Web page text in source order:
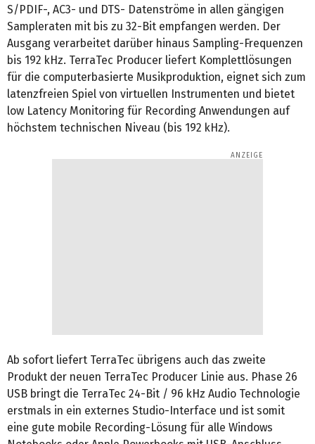
S/PDIF-, AC3- und DTS- Datenströme in allen gängigen
Sampleraten mit bis zu 32-Bit empfangen werden. Der
Ausgang verarbeitet darüber hinaus Sampling-Frequenzen
bis 192 kHz. TerraTec Producer liefert Komplettlösungen
für die computerbasierte Musikproduktion, eignet sich zum
latenzfreien Spiel von virtuellen Instrumenten und bietet
low Latency Monitoring für Recording Anwendungen auf
höchstem technischen Niveau (bis 192 kHz).
Ab sofort liefert TerraTec übrigens auch das zweite
Produkt der neuen TerraTec Producer Linie aus. Phase 26
USB bringt die TerraTec 24-Bit / 96 kHz Audio Technologie
erstmals in ein externes Studio-Interface und ist somit
eine gute mobile Recording-Lösung für alle Windows